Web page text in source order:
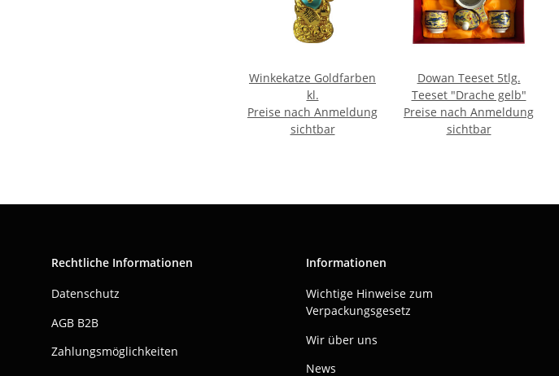
Winkekatze Goldfarben
kl.
Preise nach Anmeldung
sichtbar
Dowan Teeset 5tlg.
Teeset "Drache gelb"
Preise nach Anmeldung
sichtbar
Rechtliche Informationen
Datenschutz
AGB B2B
Zahlungsmöglichkeiten
Informationen
Wichtige Hinweise zum
Verpackungsgesetz
Wir über uns
News